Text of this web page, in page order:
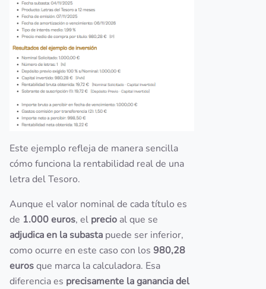
Este ejemplo refleja de manera sencilla
cómo funciona la rentabilidad real de una
letra del Tesoro.
Aunque el valor nominal de cada título es
de 1.000 euros, el precio al que se
adjudica en la subasta puede ser inferior,
como ocurre en este caso con los 980,28
eurosque marca la calculadora. Esa
diferencia es precisamente la ganancia del